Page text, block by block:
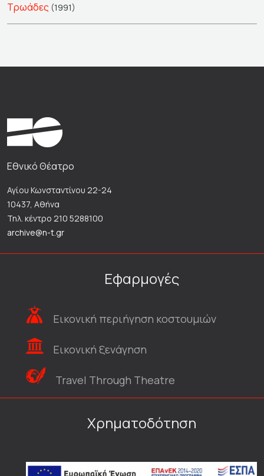
Τρωάδες (1991)
Εθνικό Θέατρο
Αγίου Κωνσταντίνου 22-24
10437, Αθήνα
Τηλ. κέντρο 210 5288100
archive@n-t.gr
Εφαρμογές
Εικονική περιήγηση κοστουμιών
Εικονική ξενάγηση
Travel Through Theatre
Χρηματοδότηση